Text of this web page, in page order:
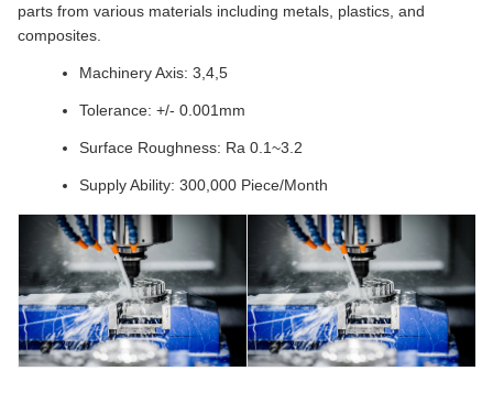
parts from various materials including metals, plastics, and
composites.
Machinery Axis: 3,4,5
Tolerance: +/- 0.001mm
Surface Roughness: Ra 0.1~3.2
Supply Ability: 300,000 Piece/Month